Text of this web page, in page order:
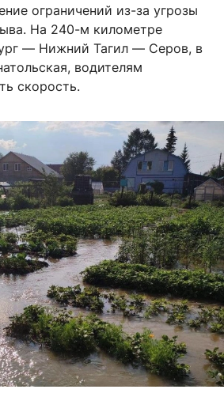
ограничений из-за угрозы
На 240-м километре
— Нижний Тагил — Серов, в
водителям
скорость.